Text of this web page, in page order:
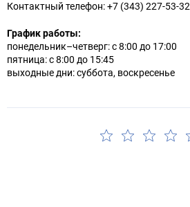
Контактный телефон: +7 (343) 227-53-32
График работы:
понедельник–четверг: с 8:00 до 17:00
пятница: с 8:00 до 15:45
выходные дни: суббота, воскресенье